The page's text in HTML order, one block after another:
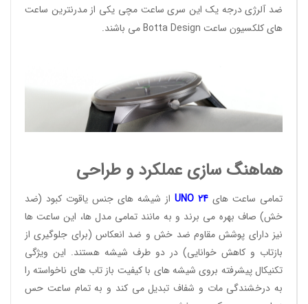
ضد آلرژی درجه یک این سری ساعت مچی یکی از مدرنترین ساعت
های کلکسیون ساعت Botta Designمی باشند.
هماهنگ سازی عملکرد و طراحی
تمامی ساعت های UNO 24
از شیشه های جنس یاقوت کبود (ضد
خش) صاف بهره می برند و به مانند تمامی مدل ها، این ساعت ها
نیز دارای پوشش مقاوم ضد خش و ضد انعکاس (برای جلوگیری از
بازتاب و کاهش خوانایی) در دو طرف شیشه هستند. این ویژگی
تکنیکال پیشرفته بروی شیشه های با کیفیت باز تاب های ناخواسته را
به درخشندگی مات و شفاف تبدیل می کند و به تمام ساعت حس